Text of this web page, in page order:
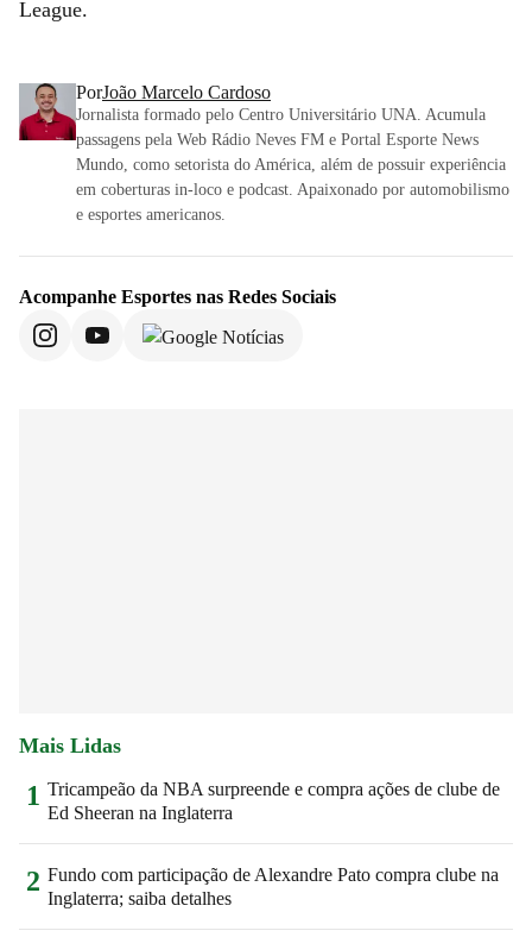
League.
PorJoão Marcelo Cardoso
Jornalista formado pelo Centro Universitário UNA. Acumula
passagens pela Web Rádio Neves FM e Portal Esporte News
Mundo, como setorista do América, além de possuir experiência
em coberturas in-loco e podcast. Apaixonado por automobilismo
e esportes americanos.
Acompanhe Esportes nas Redes Sociais
Mais Lidas
1 Tricampeão da NBA surpreende e compra ações de clube de
Ed Sheeran na Inglaterra
2 Fundo com participação de Alexandre Pato compra clube na
Inglaterra; saiba detalhes